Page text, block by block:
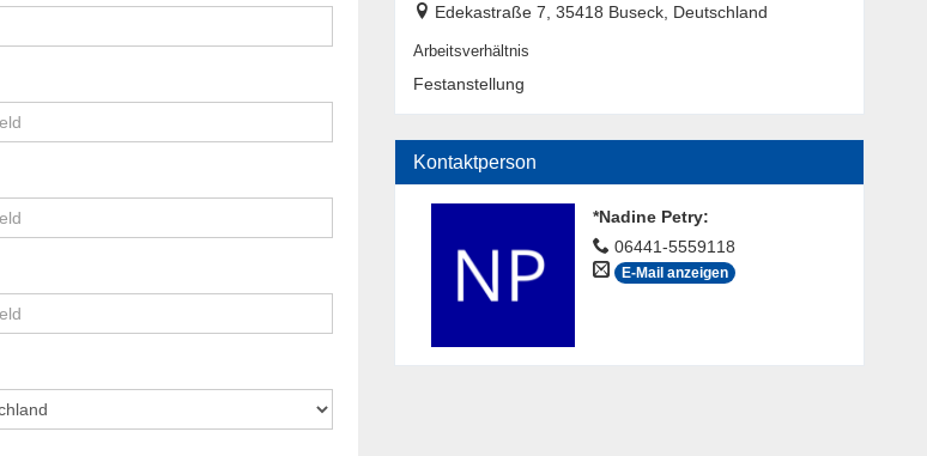
Edekastraße 7, 35418 Buseck, Deutschland
Arbeitsverhältnis
Festanstellung
Kontaktperson
*Nadine Petry:
06441-5559118
E-Mail anzeigen